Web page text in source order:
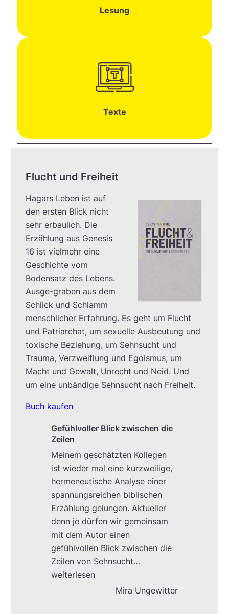
Lesung
Texte
Flucht und Freiheit
Hagars Leben ist auf
den ersten Blick nicht
sehr erbaulich. Die
Erzählung aus Genesis
16 ist vielmehr eine
Geschichte vom
Bodensatz des Lebens.
Ausge-graben aus dem
Schlick und Schlamm
menschlicher Erfahrung. Es geht um Flucht
und Patriarchat, um sexuelle Ausbeutung und
toxische Beziehung, um Sehnsucht und
Trauma, Verzweiflung und Egoismus, um
Macht und Gewalt, Unrecht und Neid. Und
um eine unbändige Sehnsucht nach Freiheit.
Buch kaufen
Gefühlvoller Blick zwischen die
Zeilen
Meinem geschätzten Kollegen
ist wieder mal eine kurzweilige,
hermeneutische Analyse einer
spannungsreichen biblischen
Erzählung gelungen. Aktueller
denn je dürfen wir gemeinsam
mit dem Autor einen
gefühlvollen Blick zwischen die
Zeilen von Sehnsucht…
weiterlesen„Gefühlvoller Blick zwischen die
Mira Ungewitter